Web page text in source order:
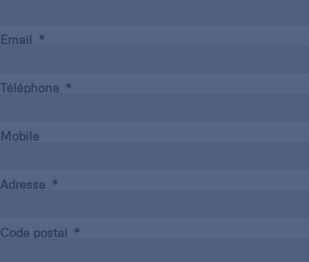
Email
Téléphone
Mobile
Adresse
Code postal